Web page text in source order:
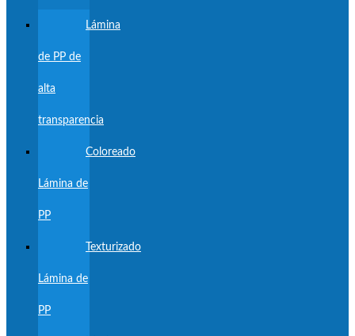
Lámina
de PP de
alta
transparencia
Coloreado
Lámina de
PP
Texturizado
Lámina de
PP